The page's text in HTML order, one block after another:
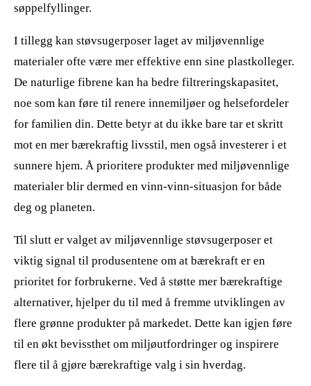
søppelfyllinger.
I tillegg kan støvsugerposer laget av miljøvennlige
materialer ofte være mer effektive enn sine plastkolleger.
De naturlige fibrene kan ha bedre filtreringskapasitet,
noe som kan føre til renere innemiljøer og helsefordeler
for familien din. Dette betyr at du ikke bare tar et skritt
mot en mer bærekraftig livsstil, men også investerer i et
sunnere hjem. Å prioritere produkter med miljøvennlige
materialer blir dermed en vinn-vinn-situasjon for både
deg og planeten.
Til slutt er valget av miljøvennlige støvsugerposer et
viktig signal til produsentene om at bærekraft er en
prioritet for forbrukerne. Ved å støtte mer bærekraftige
alternativer, hjelper du til med å fremme utviklingen av
flere grønne produkter på markedet. Dette kan igjen føre
til en økt bevissthet om miljøutfordringer og inspirere
flere til å gjøre bærekraftige valg i sin hverdag.